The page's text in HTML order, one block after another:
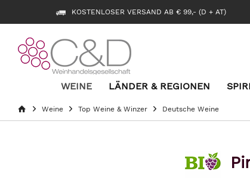
KOSTENLOSER VERSAND AB € 99,- (D + AT)
WEINE LÄNDER & REGIONEN
Weine Top Weine & Winzer Deutsche Weine